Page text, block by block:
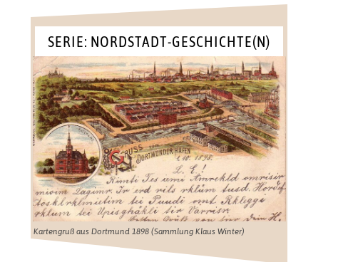
SERIE: NORDSTADT-GESCHICHTE(N)
Kartengruß aus Dortmund 1898 (Sammlung Klaus Winter)